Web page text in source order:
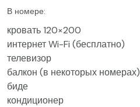
В номере:
кровать 120×200
интернет Wi-Fi (бесплатно)
телевизор
балкон (в некоторых номерах)
биде
кондиционер